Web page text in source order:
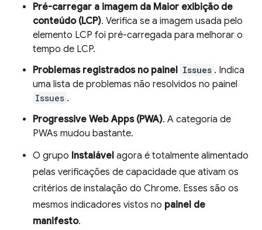
Pré-carregar a imagem da Maior exibição de
conteúdo (LCP). Verifica se a imagem usada pelo
elemento LCP foi pré-carregada para melhorar o
tempo de LCP.
Problemas registrados no painel Issues . Indica
uma lista de problemas não resolvidos no painel
Issues .
Progressive Web Apps (PWA). A categoria de
PWAs mudou bastante.
O grupo Instalável agora é totalmente alimentado
pelas verificações de capacidade que ativam os
critérios de instalação do Chrome. Esses são os
mesmos indicadores vistos no painel de
manifesto.